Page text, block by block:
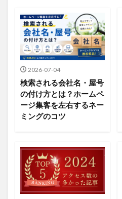
2026-07-04
検索される会社名・屋号
の付け方とは？ホームペ
ージ集客を左右するネー
ミングのコツ